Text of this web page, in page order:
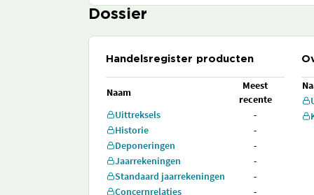
Dossier
Handelsregister producten
Naam
Meest
recente
Uittreksels
-
Historie
-
Deponeringen
-
Jaarrekeningen
-
Standaard jaarrekeningen
-
Concernrelaties
-